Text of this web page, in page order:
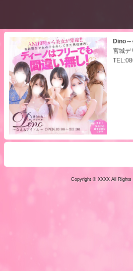
Dino
宮城デ
Copyright © XXXX All Rights